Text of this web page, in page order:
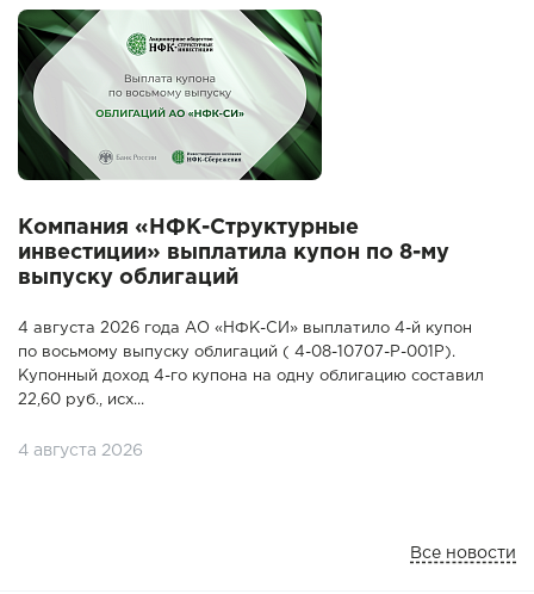
Компания «НФК-Структурные
инвестиции» выплатила купон по 8-му
выпуску облигаций
4 августа 2026 года АО «НФК-СИ» выплатило 4-й купон
по восьмому выпуску облигаций ( 4-08-10707-P-001P).
Купонный доход 4-го купона на одну облигацию составил
22,60 руб., исх...
4 августа 2026
Все новости